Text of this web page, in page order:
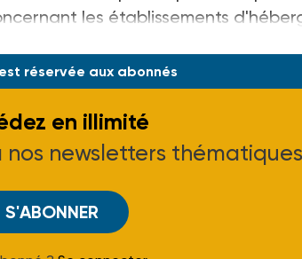
les établissements
réservée aux abonnés
en illimité
nos newsletters thématiques
S'ABONNER